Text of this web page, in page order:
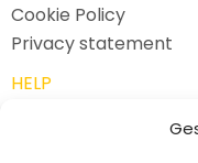
Cookie Policy
Privacy statement
HELP